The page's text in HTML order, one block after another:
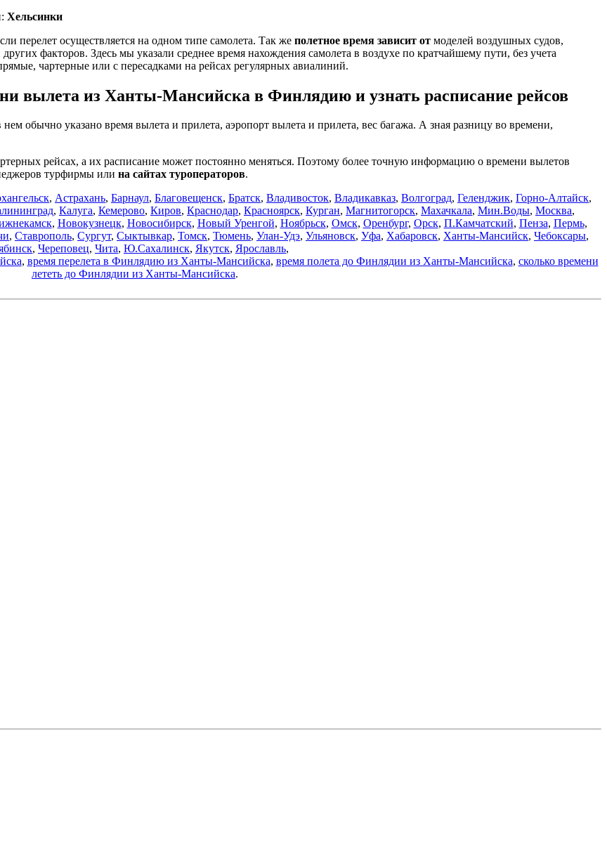
Хельсинки
перелет осуществляется на одном типе самолета. Так же полетное время зависит от моделей воздушных судов,
факторов. Здесь мы указали среднее время нахождения самолета в воздухе по кратчайшему пути, без учета
чартерные или с пересадками на рейсах регулярных авиалиний.
вылета из Ханты-Мансийска в Финлядию и узнать расписание рейсов
нем обычно указано время вылета и прилета, аэропорт вылета и прилета, вес багажа. А зная разницу во времени,
рейсах, а их расписание может постоянно меняться. Поэтому более точную информацию о времени вылетов
турфирмы или на сайтах туроператоров.
, Астрахань, Барнаул, Благовещенск, Братск, Владивосток, Владикавказ, Волгоград, Геленджик, Горно-Алтайск,
, Калуга, Кемерово, Киров, Краснодар, Красноярск, Курган, Магнитогорск, Махачкала, Мин.Воды, Москва,
, Новокузнецк, Новосибирск, Новый Уренгой, Ноябрьск, Омск, Оренбург, Орск, П.Камчатский, Пенза, Пермь,
, Ставрополь, Сургут, Сыктывкар, Томск, Тюмень, Улан-Удэ, Ульяновск, Уфа, Хабаровск, Ханты-Мансийск, Чебоксары,
, Череповец, Чита, Ю.Сахалинск, Якутск, Ярославль,
, время перелета в Финлядию из Ханты-Мансийска, время полета до Финлядии из Ханты-Мансийска, сколько времени
лететь до Финлядии из Ханты-Мансийска.